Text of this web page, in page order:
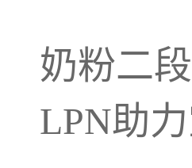
奶粉二
LPN助